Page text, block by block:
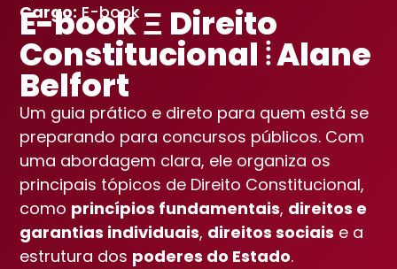
Cargo:E-book
E-book Ξ Direito
Constitucional ⦙ Alane
Belfort
Um guia prático e direto para quem está se
preparando para concursos públicos. Com
uma abordagem clara, ele organiza os
principais tópicos de Direito Constitucional,
como princípios fundamentais, direitos e
garantias individuais, direitos sociais e a
estrutura dos poderes do Estado.